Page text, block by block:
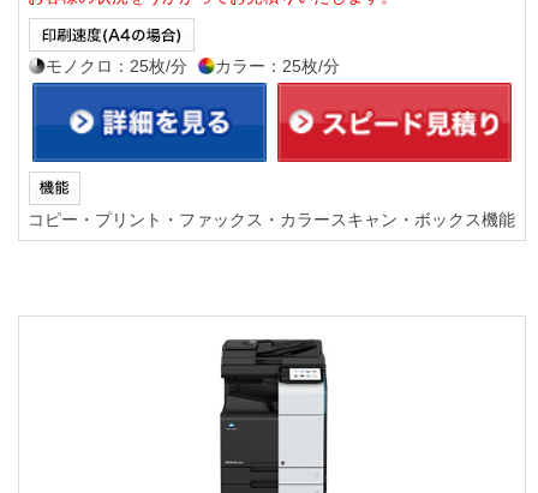
モノクロ：25枚/分 カラー：25枚/分
コピー・プリント・ファックス・カラースキャン・ボックス機能